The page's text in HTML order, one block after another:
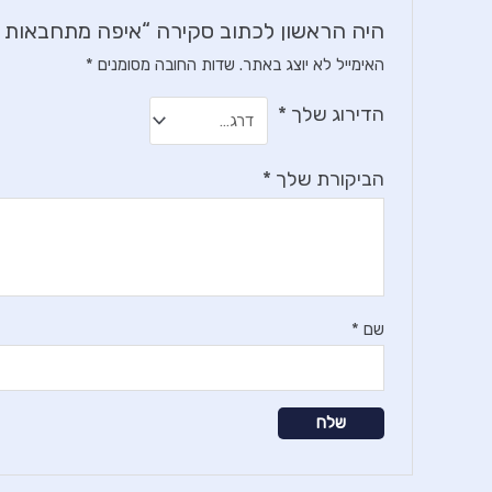
היה הראשון לכתוב סקירה “איפה מתחבאות
האימייל לא יוצג באתר. שדות החובה מסומנים *
הדירוג שלך *
הביקורת שלך *
שם *